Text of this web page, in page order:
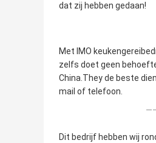
dat zij hebben gedaan!
Met IMO
zelfs doet geen
China.They de beste
mail of telefoon.
Dit bedrijf hebben wij